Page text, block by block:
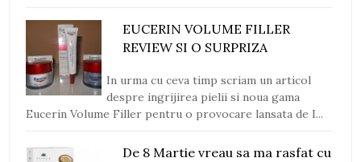
EUCERIN VOLUME FILLER
REVIEW SI O SURPRIZA
In urma cu ceva timp scriam un articol
despre ingrijirea pielii si noua gama
Eucerin Volume Filler pentru o provocare lansata de I...
De 8 Martie vreau sa ma rasfat cu